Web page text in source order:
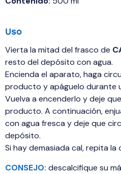
Uso
Vierta la mitad del frasco de
resto del depósito con agua.
Encienda el aparato, haga
producto y apáguelo durante
Vuelva a encenderlo y deje
producto. A continuación,
con agua fresca y deje que
depósito.
Si hay demasiada cal, repita la
CONSEJO: descalcifique su